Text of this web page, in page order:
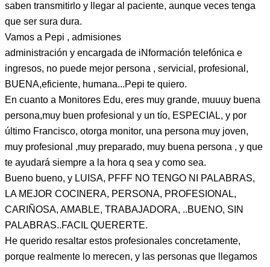
saben transmitirlo y llegar al paciente, aunque veces tenga
que ser sura dura.
Vamos a Pepi , admisiones
administración y encargada de iNformación telefónica e
ingresos, no puede mejor persona , servicial, profesional,
BUENA,eficiente, humana...Pepi te quiero.
En cuanto a Monitores Edu, eres muy grande, muuuy buena
persona,muy buen profesional y un tío, ESPECIAL, y por
último Francisco, otorga monitor, una persona muy joven,
muy profesional ,muy preparado, muy buena persona , y que
te ayudará siempre a la hora q sea y como sea.
Bueno bueno, y LUISA, PFFF NO TENGO NI PALABRAS,
LA MEJOR COCINERA, PERSONA, PROFESIONAL,
CARIÑOSA, AMABLE, TRABAJADORA, ..BUENO, SIN
PALABRAS..FACIL QUERERTE.
He querido resaltar estos profesionales concretamente,
porque realmente lo merecen, y las personas que llegamos